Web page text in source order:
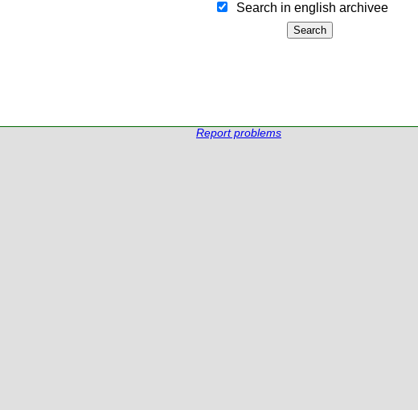
Search in english archiveе
Report problems